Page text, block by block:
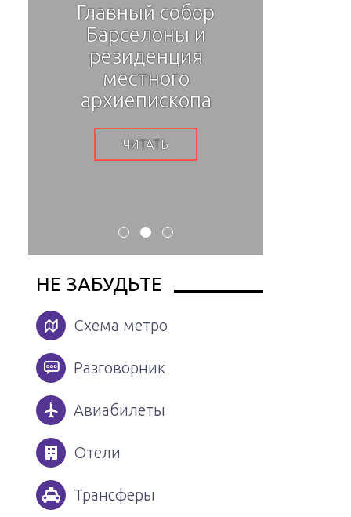
Главный собор
Барселоны и
резиденция
местного
архиепископа
ЧИТАТЬ
НЕ ЗАБУДЬТЕ
Схема метро
Разговорник
Авиабилеты
Отели
Трансферы